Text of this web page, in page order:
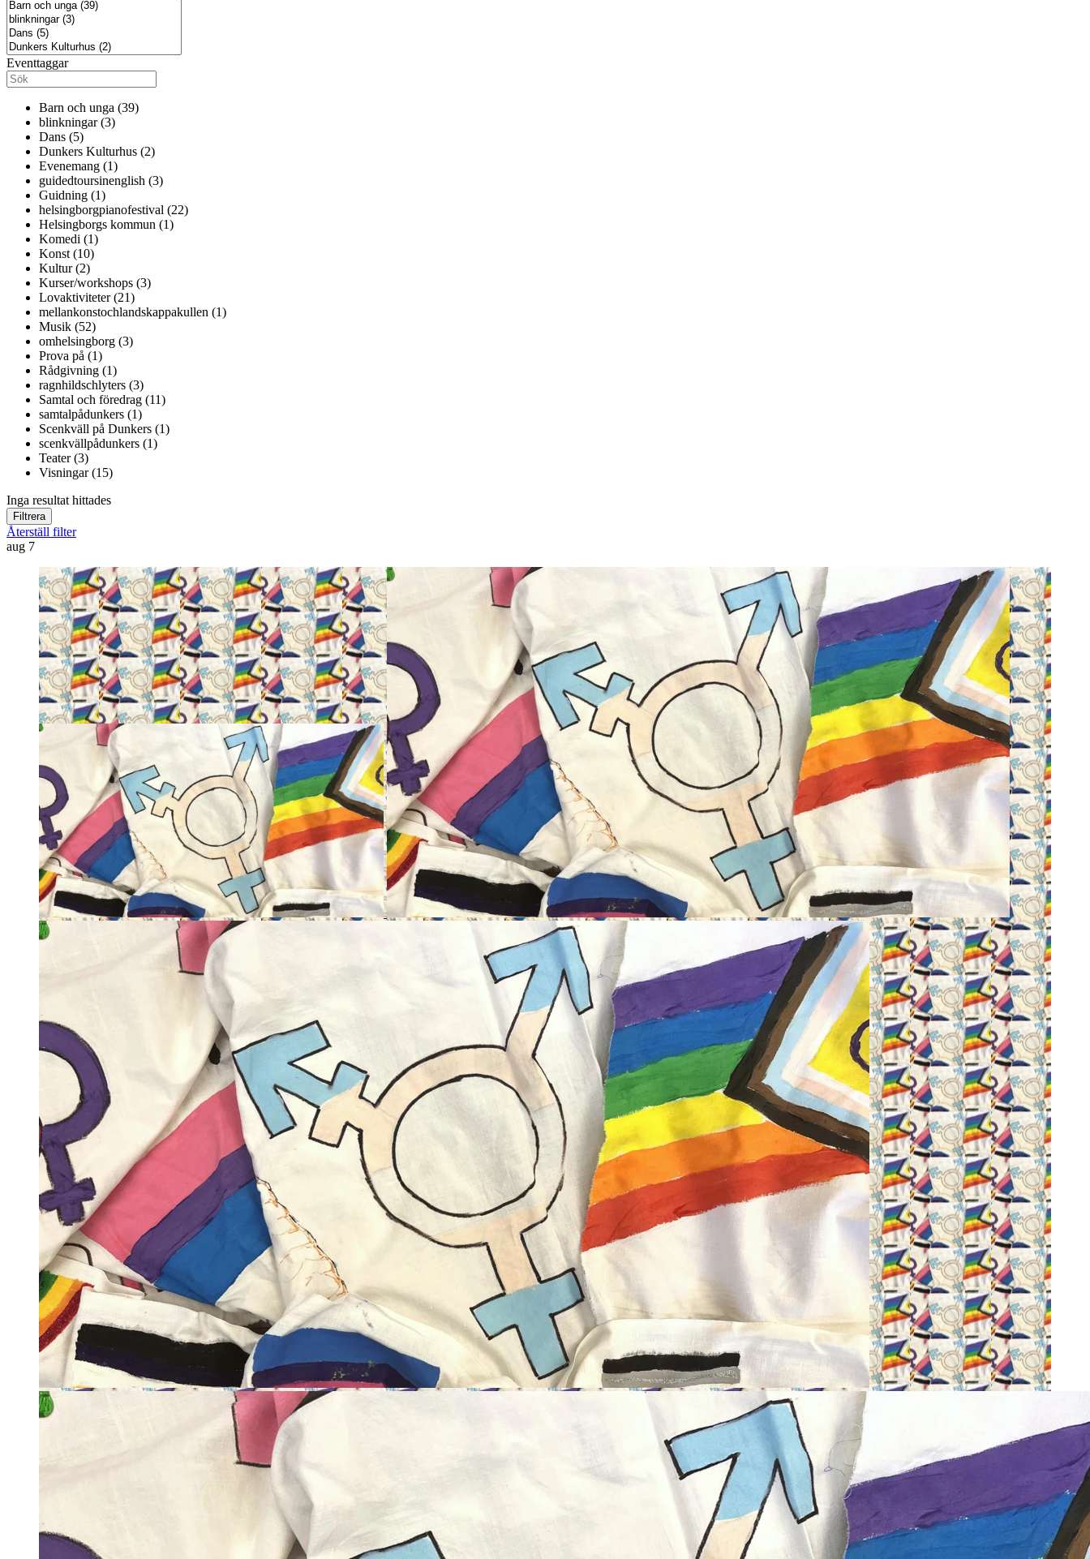
Eventtaggar
Barn och unga (39)
blinkningar (3)
Dans (5)
Dunkers Kulturhus (2)
Evenemang (1)
guidedtoursinenglish (3)
Guidning (1)
helsingborgpianofestival (22)
Helsingborgs kommun (1)
Komedi (1)
Konst (10)
Kultur (2)
Kurser/workshops (3)
Lovaktiviteter (21)
mellankonstochlandskappakullen (1)
Musik (52)
omhelsingborg (3)
Prova på (1)
Rådgivning (1)
ragnhildschlyters (3)
Samtal och föredrag (11)
samtalpådunkers (1)
Scenkväll på Dunkers (1)
scenkvällpådunkers (1)
Teater (3)
Visningar (15)
Inga resultat hittades
Filtrera
Återställ filter
aug 7